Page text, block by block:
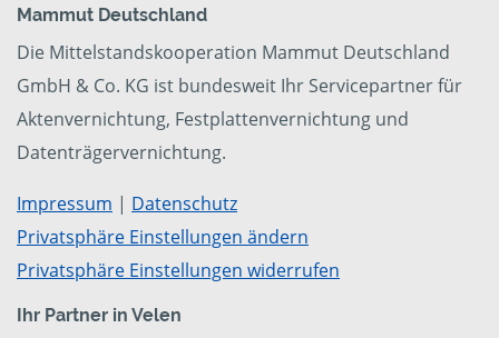
Mammut Deutschland
Die Mittelstandskooperation Mammut Deutschland
GmbH & Co. KG ist bundesweit Ihr Servicepartner für
Aktenvernichtung, Festplattenvernichtung und
Datenträgervernichtung.
Impressum | Datenschutz
Privatsphäre Einstellungen ändern
Privatsphäre Einstellungen widerrufen
Ihr Partner in Velen